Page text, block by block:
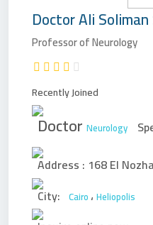
DoctorAli
Professor of Neurology
Recently Joined
Doctor Neurology
Address : 168 El Nozha
City: Cairo، Heliopolis